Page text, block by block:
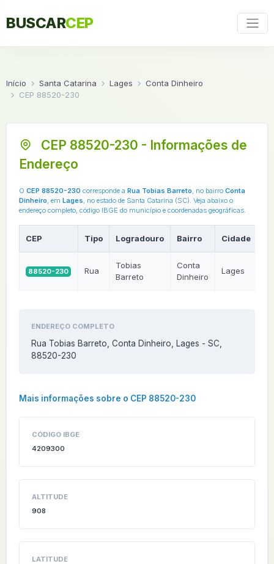
BUSCARCEP
Início Santa Catarina Lages
Conta Dinheiro
CEP 88520-230
CEP 88520-230 - Informações de
Endereço
O CEP 88520-230 corresponde a Rua Tobias Barreto, no bairro Conta
Dinheiro, em Lages, no estado de Santa Catarina (SC). Veja abaixo o
endereço completo, código IBGE do município e coordenadas geográficas.
CEP Tipo Logradouro Bairro Cidade
88520-230 Rua
Tobias
Barreto
Conta
Dinheiro
Lages
ENDEREÇO COMPLETO
Rua Tobias Barreto, Conta Dinheiro, Lages - SC,
88520-230
Mais informações sobre o CEP 88520-230
CÓDIGO IBGE
4209300
ALTITUDE
908
LATITUDE